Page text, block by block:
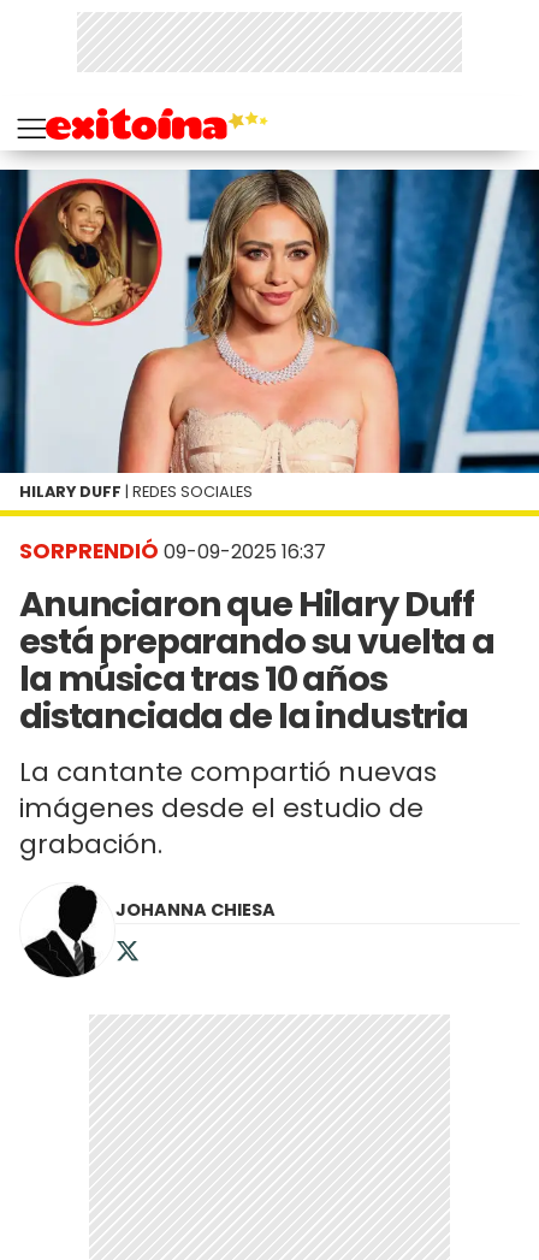
SORPRENDIÓ 09-09-2025 16:37
Anunciaron que Hilary Duff
está preparando su vuelta a
la música tras 10 años
distanciada de la industria
La cantante compartió nuevas
imágenes desde el estudio de
grabación.
HILARY DUFF | REDES SOCIALES
JOHANNA CHIESA